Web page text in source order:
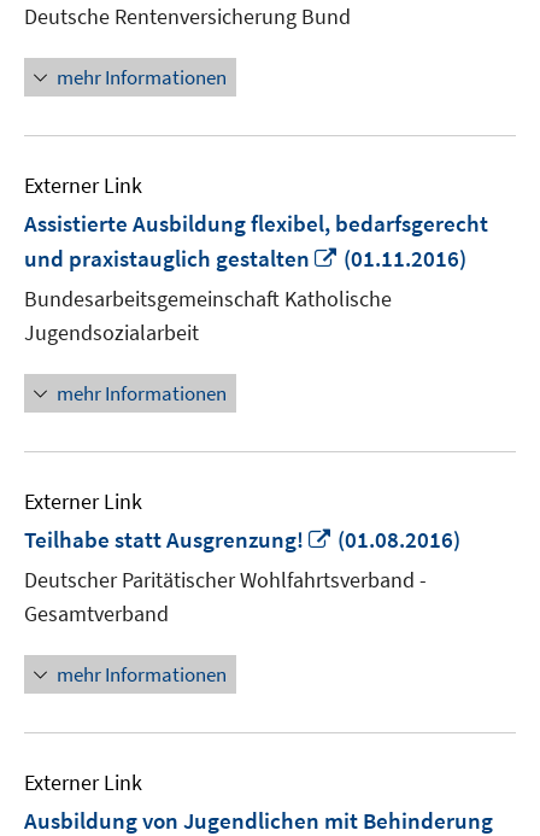
Fenster
Deutsche Rentenversicherung Bund
mehr Informationen
Externer Link
Assistierte Ausbildung flexibel, bedarfsgerecht
und praxistauglich gestalten
In
neuem
Fenster
(01.11.2016)
Bundesarbeitsgemeinschaft Katholische
Jugendsozialarbeit
mehr Informationen
Externer Link
Teilhabe statt Ausgrenzung!
In
neuem
Fenster
(01.08.2016)
Deutscher Paritätischer Wohlfahrtsverband -
Gesamtverband
mehr Informationen
Externer Link
Ausbildung von Jugendlichen mit Behinderung